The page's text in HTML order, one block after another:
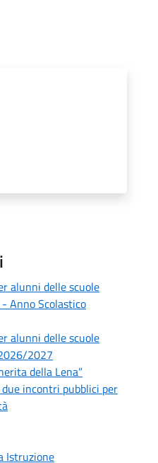
alunni delle scuole
Anno Scolastico
alunni delle scuole
2027
della Lena”
incontri pubblici per
Istruzione